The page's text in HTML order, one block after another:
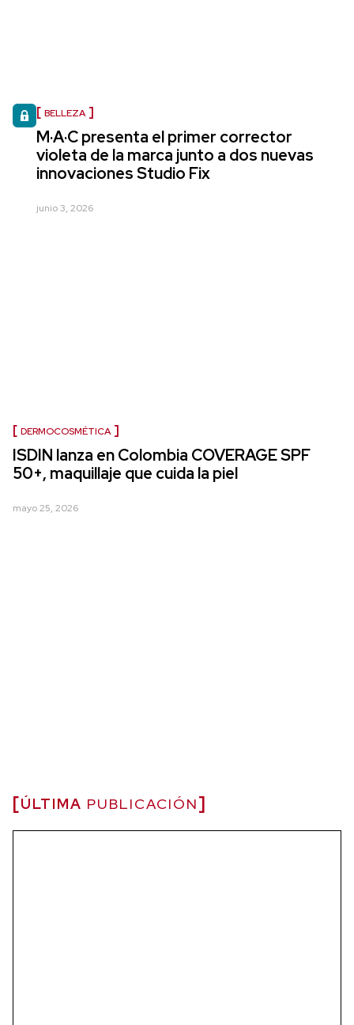
BELLEZA
M·A·C presenta el primer corrector
violeta de la marca junto a dos nuevas
innovaciones Studio Fix
junio 3, 2026
DERMOCOSMÉTICA
ISDIN lanza en Colombia COVERAGE SPF
50+, maquillaje que cuida la piel
mayo 25, 2026
ÚLTIMA PUBLICACIÓN